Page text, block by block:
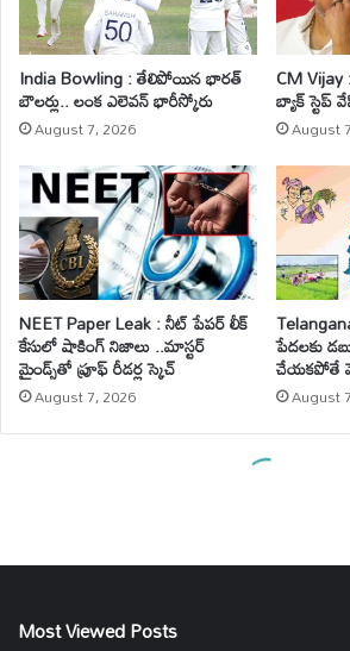
Most Viewed Posts